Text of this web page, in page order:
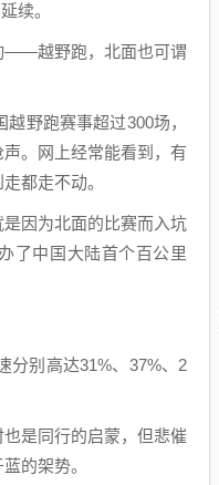
续。
——越野跑，北面也可谓
野跑赛事超过300场，
。网上经常能看到，有
都走不动。
因为北面的比赛而入坑
了中国大陆首个百公里
分别高达31%、37%、2
是同行的启蒙，但悲催
的架势。